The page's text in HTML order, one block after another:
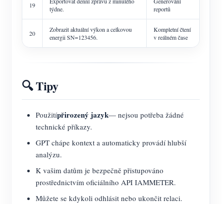
19
týdne.
reportů
20
Zobrazit aktuální výkon a celkovou
energii SN=123456.
Kompletní čtení
v reálném čase
🔍 Tipy
Použitípřirozený jazyk— nejsou potřeba žádné
technické příkazy.
GPT chápe kontext a automaticky provádí hlubší
analýzu.
K vašim datům je bezpečně přistupováno
prostřednictvím oficiálního API IAMMETER.
Můžete se kdykoli odhlásit nebo ukončit relaci.